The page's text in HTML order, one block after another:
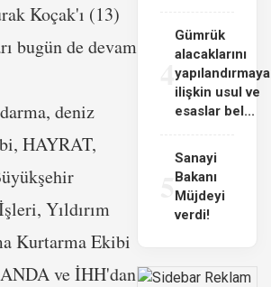
Koçak'ı (13)
bugün de devam
deniz
HAYRAT,
Yıldırım
Kurtarma Ekibi
ve İHH'dan
4
Gümrük
alacaklarını
yapılandırmaya
ilişkin usul ve
esaslar bel...
Sanayi
Bakanı
Müjdeyi
verdi!